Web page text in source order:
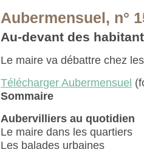
Aubermensuel, n°
Au-devant des
Le maire va débattre chez
Télécharger Aubermensuel
Sommaire
Aubervilliers au quotidien
Le maire dans les quartiers
Les balades urbaines